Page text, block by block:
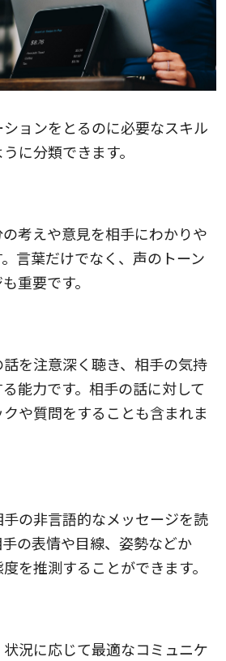
ョンをとるのに必要なスキル
に分類できます。
考えや意見を相手にわかりや
言葉だけでなく、声のトーン
重要です。
を注意深く聴き、相手の気持
能力です。相手の話に対して
や質問をすることも含まれま
の非言語的なメッセージを読
の表情や目線、姿勢などか
を推測することができます。
況に応じて最適なコミュニケ